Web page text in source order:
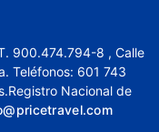
900.474.794-8 , Calle
Teléfonos: 601 743
Nacional de